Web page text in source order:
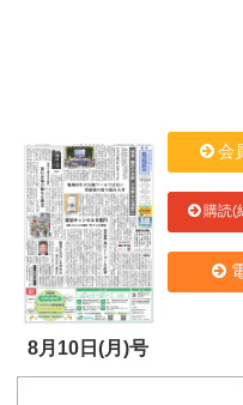
8月10日(月)号
会
購読(